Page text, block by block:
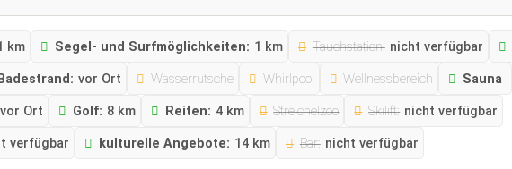
km Segel- und Surfmöglichkeiten: 1 km Tauchstation: nicht verfügbar
Badestrand: vor Ort Wasserrutsche Whirlpool Wellnessbereich Sauna
vor Ort Golf: 8 km Reiten: 4 km Streichelzoo Skilift: nicht verfügbar
verfügbar kulturelle Angebote: 14 km Bar: nicht verfügbar